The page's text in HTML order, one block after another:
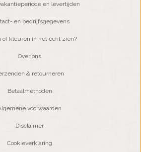
en levertijden
en bedrijfsgegevens
of kleuren in het echt zien?
Over ons
& retourneren
Betaalmethoden
voorwaarden
Disclaimer
Cookieverklaring